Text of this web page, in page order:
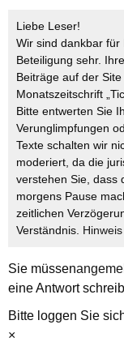
Liebe Leser!
Wir sind dankbar
Beteiligung sehr.
Beiträge auf der
Monatszeitschrift
Bitte entwerten Sie
Verunglimpfungen
Texte schalten wir
moderiert, da die
verstehen Sie, dass
morgens Pause
zeitlichen
Verständnis. Hinweis
Sie müssen
eine Antwort
Bitte loggen Sie
×